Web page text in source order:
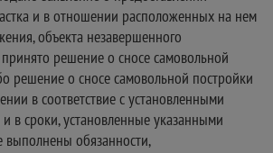
и в отношении расположенных на нем
объекта незавершенного
принято решение о сносе самовольной
решение о сносе самовольной постройки
в соответствие с установленными
в сроки, установленные указанными
обязанности,